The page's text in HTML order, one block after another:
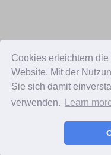
Cookies erleichtern
Website. Mit der
Sie sich damit
verwenden.
Learn